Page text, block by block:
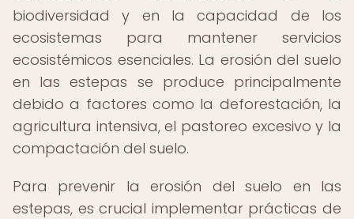
biodiversidad y en la capacidad de los
ecosistemas para mantener servicios
ecosistémicos esenciales. La erosión del suelo
en las estepas se produce principalmente
debido a factores como la deforestación, la
agricultura intensiva, el pastoreo excesivo y la
compactación del suelo.
Para prevenir la erosión del suelo en las
estepas, es crucial implementar prácticas de